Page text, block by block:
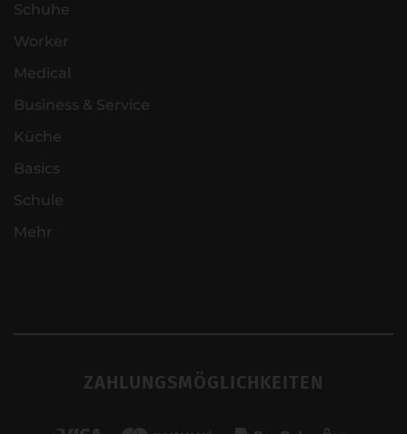
Schuhe
Worker
Medical
Business & Service
Küche
Basics
Schule
Mehr
ZAHLUNGSMÖGLICHKEITEN